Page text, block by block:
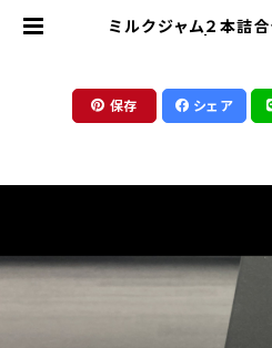
ミルクジャム２本詰合
保存 シェア